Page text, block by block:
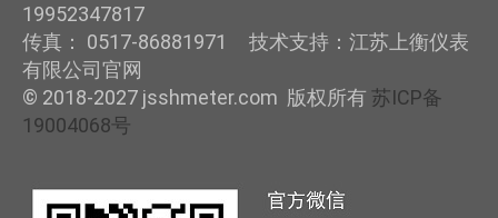
19952347817
传真： 0517-86881971 技术支持：江苏上衡仪表
有限公司官网
© 2018-2027 jsshmeter.com 版权所有 苏ICP备
19004068号